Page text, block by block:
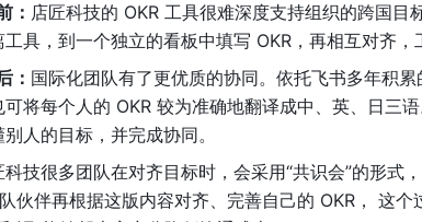
： 店匠科技的 OKR 工具很难深度支持组织的跨国
具，到一个独立的看板中填写 OKR，再相互对齐，
： 国际化团队有了更优质的协同。依托飞书多年积
将每个人的 OKR 较为准确地翻译成中、英、日三
别人的目标，并完成协同。
技很多团队在对齐目标时，会采用“共识会”的形式
伙伴再根据这版内容对齐、完善自己的 OKR， 这